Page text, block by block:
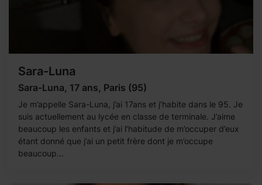
Sara-Luna
Sara-Luna, 17 ans, Paris (95)
Je m’appelle Sara-Luna, j’ai 17ans et j’habite dans le 95. Je
suis actuellement au lycée en classe de terminale. J’aime
beaucoup les enfants et j’ai l’habitude de m’occuper d’eux
étant donné que j’ai un petit frère dont je m’occupe
beaucoup...